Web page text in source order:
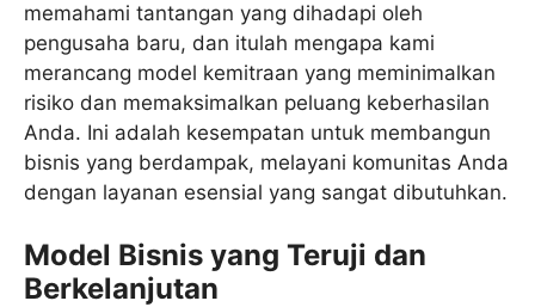
memahami tantangan yang dihadapi oleh
pengusaha baru, dan itulah mengapa kami
merancang model kemitraan yang meminimalkan
risiko dan memaksimalkan peluang keberhasilan
Anda. Ini adalah kesempatan untuk membangun
bisnis yang berdampak, melayani komunitas Anda
dengan layanan esensial yang sangat dibutuhkan.
Model Bisnis yang Teruji dan
Berkelanjutan